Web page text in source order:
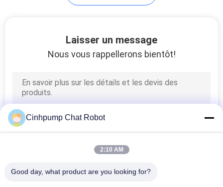
Laisser un message
Nous vous rappellerons bientôt!
Cinhpump Chat Robot
2:10 AM
Good day, what product are you looking for?